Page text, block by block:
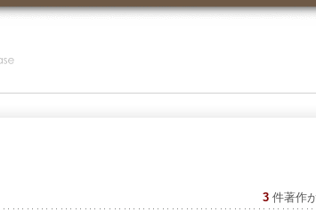
3 件著作